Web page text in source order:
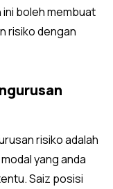
boleh membuat
risiko dengan
risiko adalah
yang anda
Saiz posisi